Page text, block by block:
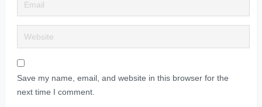
Save my name, email, and website in this browser for the
next time I comment.